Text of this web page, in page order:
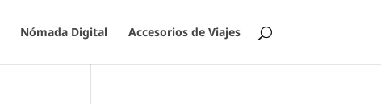
Nómada Digital Accesorios de Viajes